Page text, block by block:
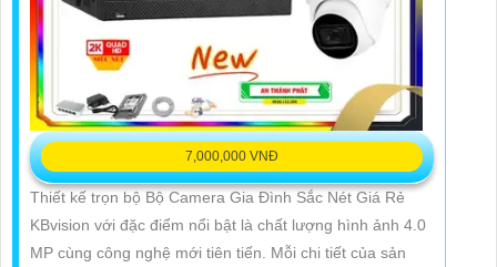
7,000,000 VNĐ
Thiết kế trọn bộ Bộ Camera Gia Đình Sắc Nét Giá Rẻ
KBvision với đặc điểm nổi bật là chất lượng hình ảnh 4.0
MP cùng công nghệ mới tiên tiến. Mỗi chi tiết của sản